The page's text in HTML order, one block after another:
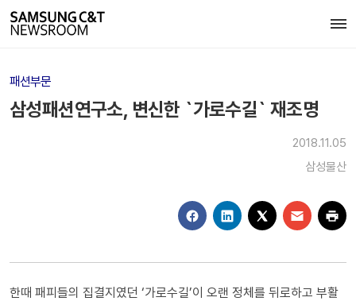
패션부문
삼성패션연구소, 변신한 `가로수길` 재조명
2018.11.05
삼성물산
한때 패피들의 집결지였던 ‘가로수길’이 오랜 정체를 뒤로하고 부활